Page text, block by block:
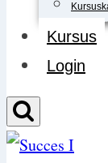
Kursus
Login